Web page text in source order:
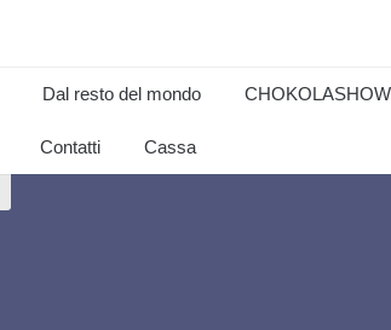
Dal resto del mondo
Contatti Cassa